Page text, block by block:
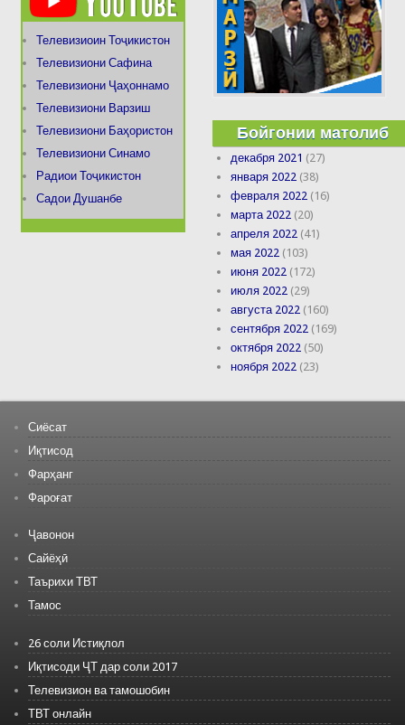
Телевизиоин Тоҷикистон
Телевизиони Сафина
Телевизиони Ҷаҳоннамо
Телевизиони Варзиш
Телевизиони Баҳористон
Телевизиони Синамо
Радиои Тоҷикистон
Садои Душанбе
Бойгонии матолиб
декабря 2021 (27)
января 2022 (38)
февраля 2022 (16)
марта 2022 (20)
апреля 2022 (41)
мая 2022 (103)
июня 2022 (172)
июля 2022 (29)
августа 2022 (160)
сентября 2022 (169)
октября 2022 (50)
ноября 2022 (23)
Сиёсат
Иқтисод
Фарҳанг
Фароғат
Ҷавонон
Сайёҳӣ
Таърихи ТВТ
Тамос
26 соли Истиқлол
Иқтисоди ҶТ дар соли 2017
Телевизион ва тамошобин
ТВТ онлайн